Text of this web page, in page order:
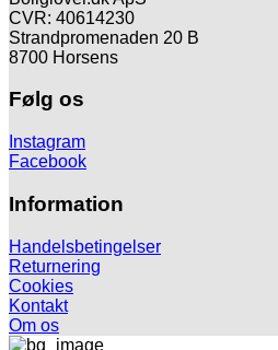
CVR: 40614230
Strandpromenaden 20 B
8700 Horsens
Følg os
Instagram
Facebook
Information
Handelsbetingelser
Returnering
Cookies
Kontakt
Om os